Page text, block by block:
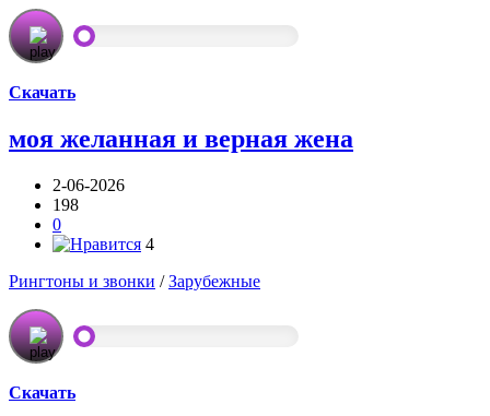
Скачать
моя желанная и верная жена
2-06-2026
198
0
4
Рингтоны и звонки /Зарубежные
Скачать